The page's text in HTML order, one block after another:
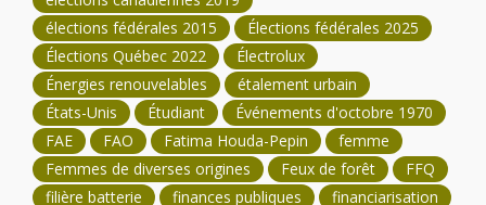
élections fédérales 2015
Élections fédérales 2025
Élections Québec 2022
Électrolux
Énergies renouvelables
étalement urbain
États-Unis
Étudiant
Événements d'octobre 1970
FAE
FAO Fatima Houda-Pepin
femme
Femmes de diverses origines
Feux de forêt
FFQ
filière batterie
finances publiques
financiarisation